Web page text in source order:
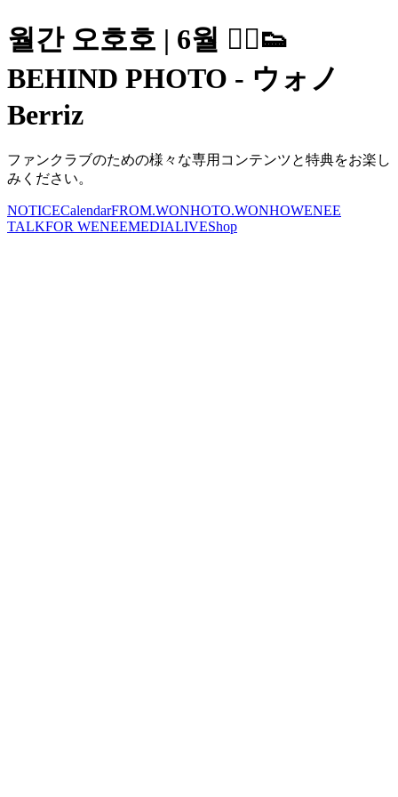
월간 오호호 | 6월 🏃‍♂️👟
BEHIND PHOTO - ウォノ
Berriz
ファンクラブのための様々な専用コンテンツと特典をお楽し
みください。
NOTICECalendarFROM.WONHOTO.WONHOWENEE
TALKFOR WENEEMEDIALIVEShop